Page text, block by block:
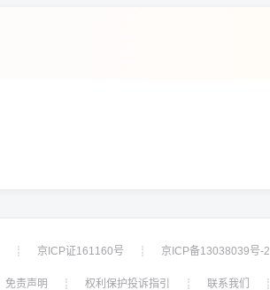
┊ 京ICP证161160号 ┊ 京ICP备13038039号-2
免责声明 ┊ 权利保护投诉指引 ┊ 联系我们 ┊